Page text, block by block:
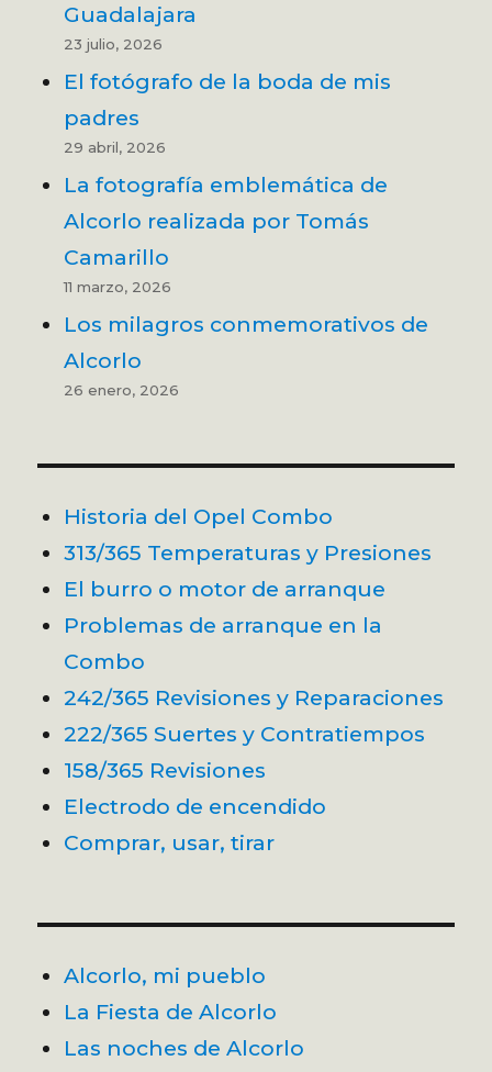
Guadalajara
23 julio, 2026
El fotógrafo de la boda de mis
padres
29 abril, 2026
La fotografía emblemática de
Alcorlo realizada por Tomás
Camarillo
11 marzo, 2026
Los milagros conmemorativos de
Alcorlo
26 enero, 2026
Historia del Opel Combo
313/365 Temperaturas y Presiones
El burro o motor de arranque
Problemas de arranque en la
Combo
242/365 Revisiones y Reparaciones
222/365 Suertes y Contratiempos
158/365 Revisiones
Electrodo de encendido
Comprar, usar, tirar
Alcorlo, mi pueblo
La Fiesta de Alcorlo
Las noches de Alcorlo